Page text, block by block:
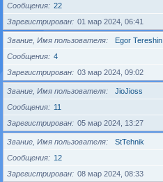
Сообщения
22
Зарегистрирован
01 мар 2024, 06:41
Звание, Имя пользователя
Egor Tereshin
Сообщения
4
Зарегистрирован
03 мар 2024, 09:02
Звание, Имя пользователя
JioJioss
Сообщения
11
Зарегистрирован
05 мар 2024, 13:27
Звание, Имя пользователя
StTehnik
Сообщения
12
Зарегистрирован
08 мар 2024, 08:33